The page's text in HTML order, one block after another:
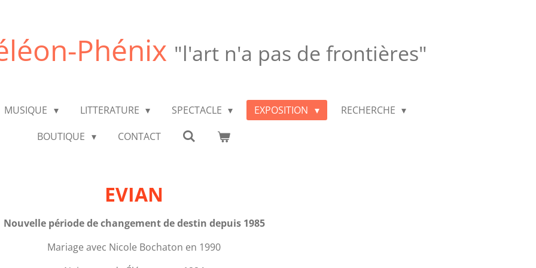
Phénix "l'art n'a pas de frontières"
MUSIQUE LITTERATURE SPECTACLE EXPOSITION
RECHERCHE
BOUTIQUE
CONTACT
EVIAN
Nouvelle période de changement de destin depuis 1985
Mariage avec Nicole Bochaton en 1990